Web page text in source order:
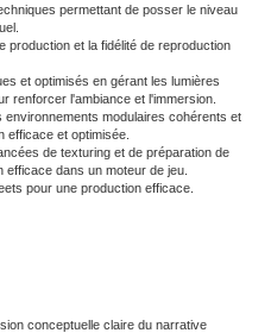
permettant de posser le niveau
production et la fidélité de reproduction
et optimisés en gérant les lumières
renforcer l'ambiance et l'immersion.
modulaires cohérents et
efficace et optimisée.
de texturing et de préparation de
dans un moteur de jeu.
pour une production efficace.
conceptuelle claire du narrative